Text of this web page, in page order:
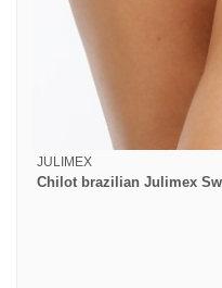
JULIMEX
Chilot brazilian Julimex